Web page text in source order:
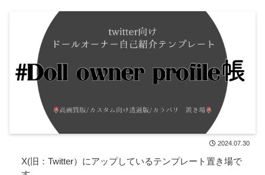
2024.07.30
X(旧：Twitter）にアップしているテンプレート置き場で